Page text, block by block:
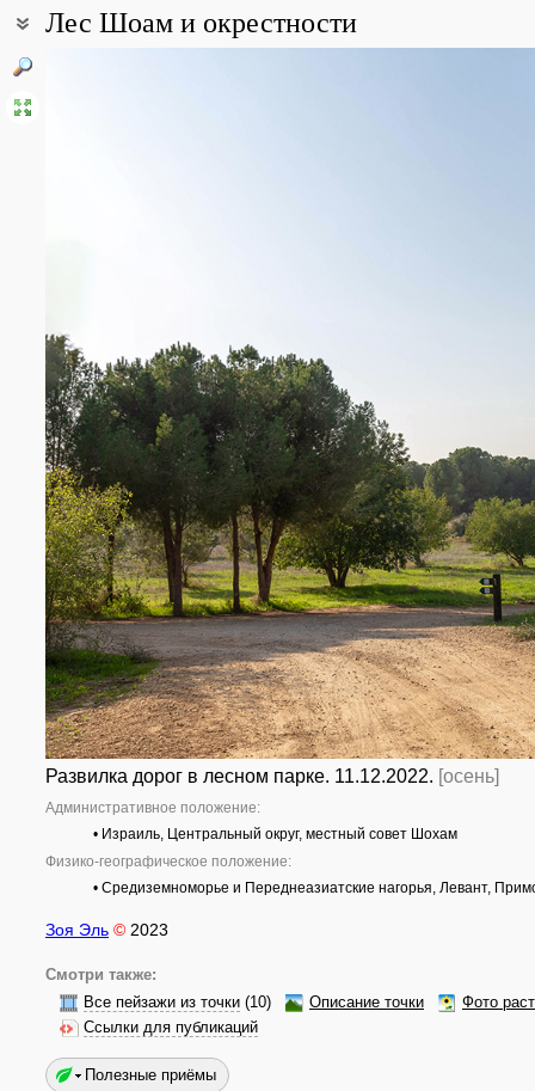
Лес Шоам и окрестности
Развилка дорог в лесном парке. 11.12.2022. [осень]
Административное положение:
• Израиль, Центральный округ, местный совет Шохам
Физико-географическое положение:
• Средиземноморье и Переднеазиатские нагорья, Левант,
Зоя Эль © 2023
Смотри также:
Все пейзажи из точки (10) Описание точки
Фото
Ссылки для публикаций
Полезные приёмы